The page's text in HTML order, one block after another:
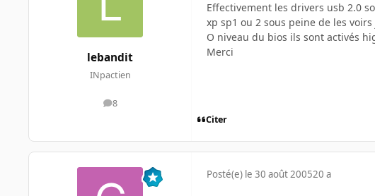
lebandit
INpactien
8
messages
Effectivement les drivers usb 2.0
xp sp1 ou 2 sous peine de les
O niveau du bios ils sont activés
Merci
Citer
Posté(e) le 30 août 200520 a